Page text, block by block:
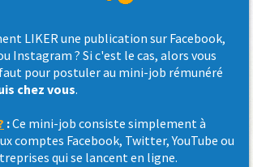
LIKER une publication sur Facebook,
Instagram ? Si c'est le cas, alors vous
pour postuler au mini-job rémunéré
chez vous.
:Ce mini-job consiste simplement à
comptes Facebook, Twitter, YouTube ou
qui se lancent en ligne.